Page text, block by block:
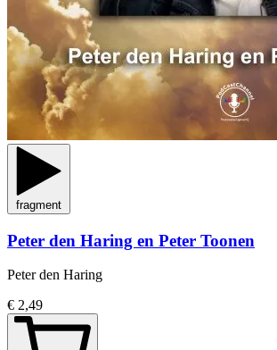
fragment
Peter den Haring en Peter Toonen
Peter den Haring
€ 2,49